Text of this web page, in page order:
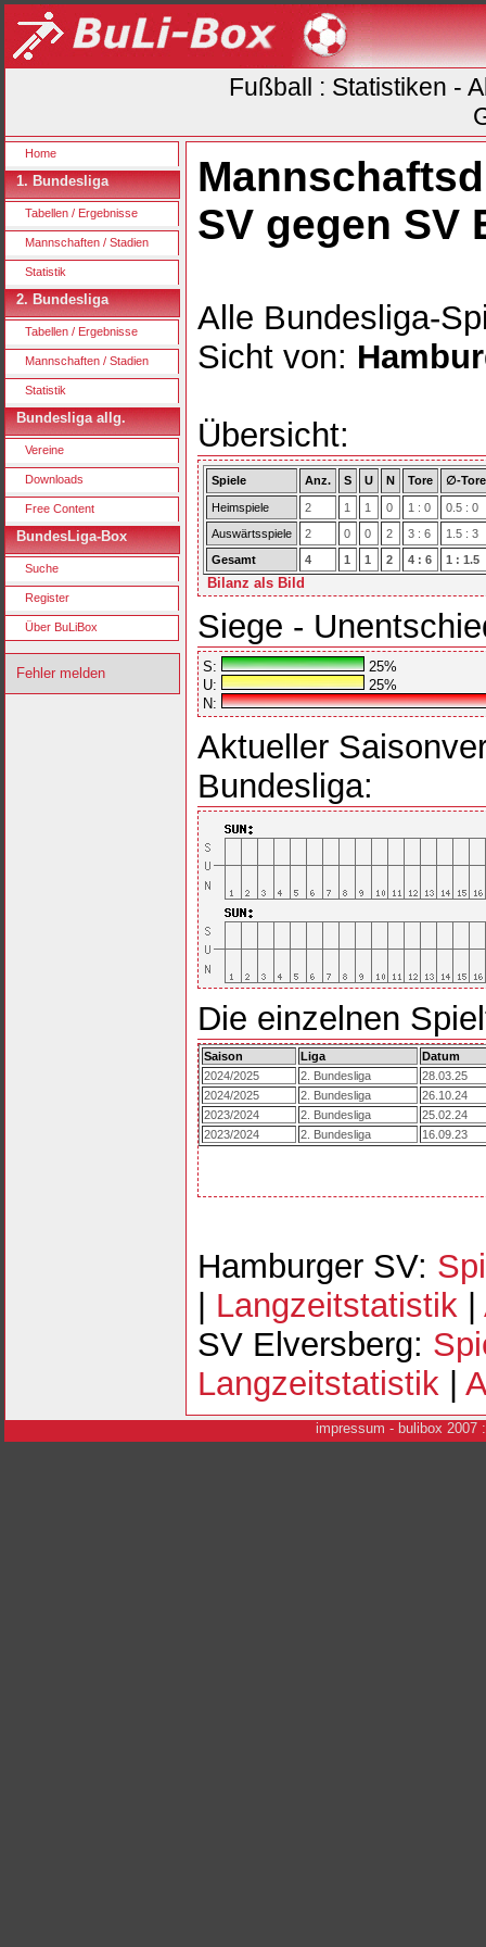
Fußball : Statistiken -
Home
1. Bundesliga
Tabellen / Ergebnisse
Mannschaften / Stadien
Statistik
2. Bundesliga
Tabellen / Ergebnisse
Mannschaften / Stadien
Statistik
Bundesliga allg.
Vereine
Downloads
Free Content
BundesLiga-Box
Suche
Register
Über BuLiBox
Fehler melden
SV gegen SV
Alle Bundesliga-
Sicht von:
Übersicht:
Spiele Anz. S U N Tore ∅-Tore
Heimspiele 2 1 1 0 1 : 0
0.5 : 0
Auswärtsspiele
2 0 0 2 3 : 6
1.5 : 3
Gesamt
4 1 1 2 4 : 6 1 : 1.5
Bilanz als Bild
Siege -
S:
25%
U:
25%
N:
Aktueller
Bundesliga:
Die einzelnen
Saison Liga
Datum
2024/2025
2. Bundesliga
28.03.25
2024/2025
2. Bundesliga
26.10.24
2023/2024
2. Bundesliga
25.02.24
2023/2024
2. Bundesliga 16.09.23
Hamburger SV:
Langzeitstatistik
SV Elversberg:
Langzeitstatistik
impressum - bulibox 2007